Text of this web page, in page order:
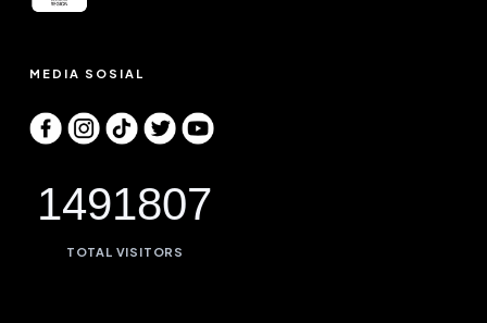
MEDIA SOSIAL
1491807
TOTAL VISITORS